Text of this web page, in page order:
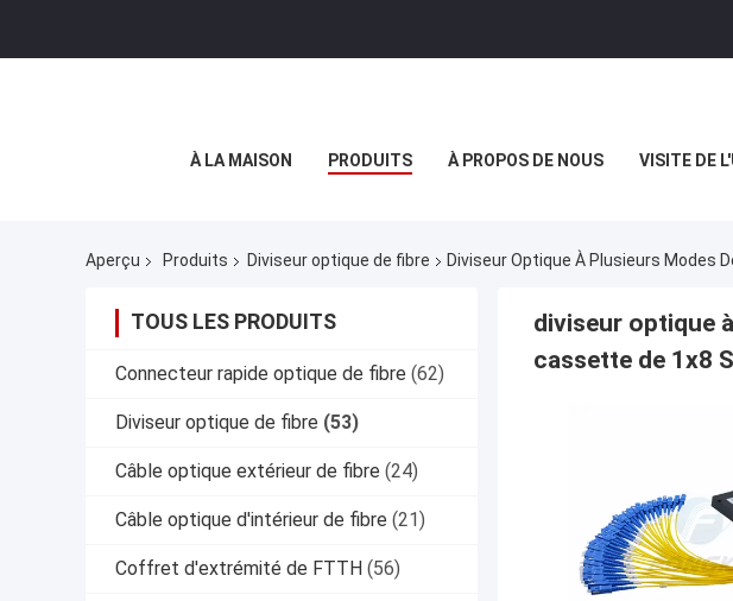
À LA MAISON PRODUITS À PROPOS DE NOUS VISITE DE
Aperçu Produits Diviseur optique de fibre Diviseur Optique À Plusieurs Modes
TOUS LES PRODUITS
Connecteur rapide optique de fibre (62)
Diviseur optique de fibre (53)
Câble optique extérieur de fibre (24)
Câble optique d'intérieur de fibre (21)
Coffret d'extrémité de FTTH (56)
diviseur optique
cassette de 1x8